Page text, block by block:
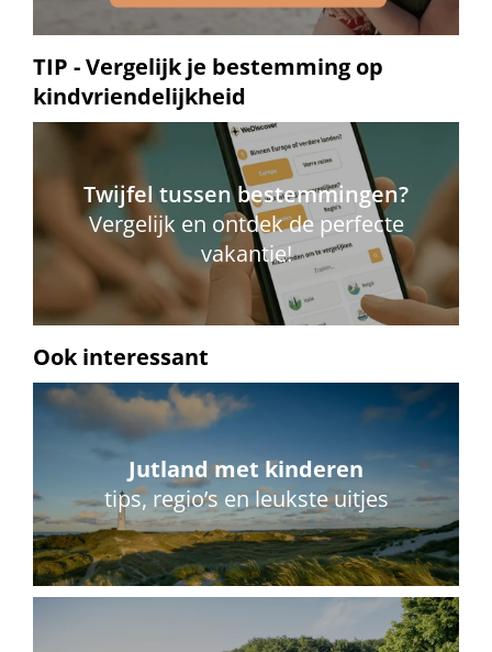
TIP - Vergelijk je bestemming op
kindvriendelijkheid
Twijfel tussen bestemmingen?
Vergelijk en ontdek de perfecte
vakantie!
Ook interessant
Jutland met kinderen
tips, regio’s en leukste uitjes